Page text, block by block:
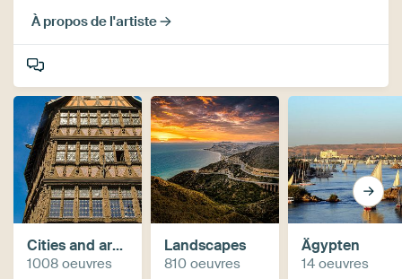
À propos de l'artiste
Cities and architecture
1008 oeuvres
Landscapes
810 oeuvres
Ägypten
14 oeuvres